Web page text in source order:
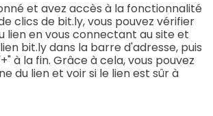
et avez accès à la fonctionnalité
clics de bit.ly, vous pouvez vérifier
lien en vous connectant au site et
bit.ly dans la barre d'adresse, puis
à la fin. Grâce à cela, vous pouvez
du lien et voir si le lien est sûr à